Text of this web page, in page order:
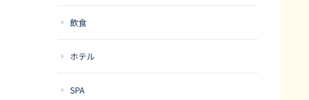
飲食
ホテル
SPA